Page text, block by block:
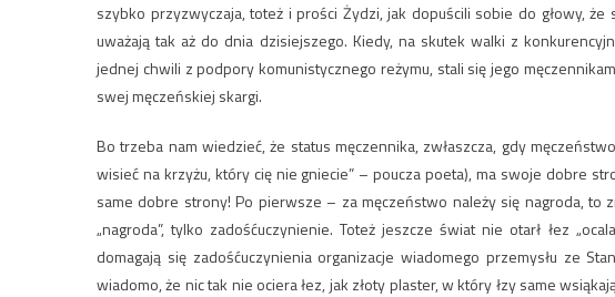
szybko przyzwyczaja, toteż i prości Żydzi, jak dopuścili sobie do głowy,
uważają tak aż do dnia dzisiejszego. Kiedy, na skutek walki z
jednej chwili z podpory komunistycznego reżymu, stali się jego
swej męczeńskiej skargi.
Bo trzeba nam wiedzieć, że status męczennika, zwłaszcza, gdy
wisieć na krzyżu, który cię nie gniecie” – poucza poeta), ma swoje dobre
same dobre strony! Po pierwsze – za męczeństwo należy się nagroda, to
„nagroda”, tylko zadośćuczynienie. Toteż jeszcze świat nie otarł łez
domagają się zadośćuczynienia organizacje wiadomego przemysłu ze
wiadomo, że nic tak nie ociera łez, jak złoty plaster, w który łzy same